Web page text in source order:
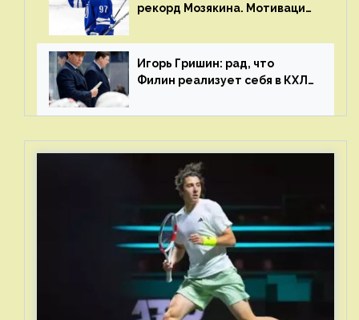
рекорд Мозякина. Мотивации
много
Игорь Гришин: рад, что
Филин реализует себя в КХЛ
стали загонять его в рамки